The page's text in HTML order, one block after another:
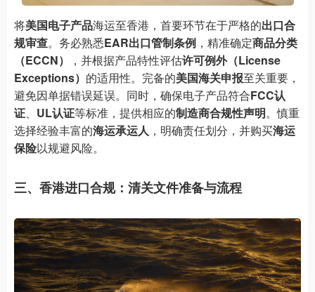
将美国电子产品海运至香港，首要环节在于严格的出口合
规审查。务必熟悉EAR出口管制条例 ，精准确定商品分类
（ECCN）
，并根据产品特性评估许可例外（License
Exceptions） 的适用性。完备的美国海关申报至关重要，
避免因单据错误延误。同时，确保电子产品符合FCC认
证、 UL认证等标准，提供相应的制造商合规性声明。慎重
选择经验丰富的海运承运人 ，明确责任划分，并购买海运
保险以规避风险。
三、香港进口合规：清关文件准备与流程